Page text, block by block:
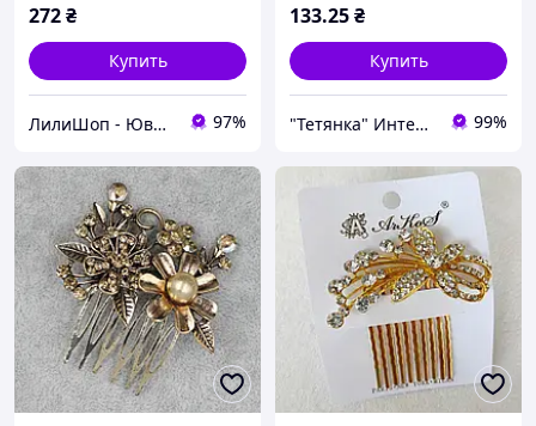
листочки 6,5х10,5 см
272₴
Купить
ЛилиШоп - Ювелирные украшения и аксессуары, подарочная упаковка 97%
133.25₴
Купить
"Тетянка" Интернет-магазин 99%